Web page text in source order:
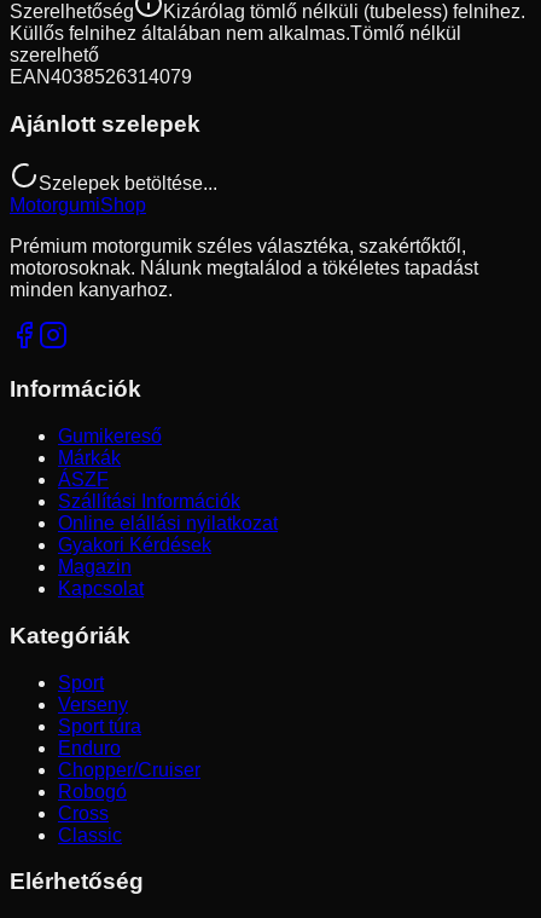
Szerelhetőség
Kizárólag tömlő nélküli (tubeless) felnihez.
Küllős felnihez általában nem alkalmas.Tömlő nélkül
szerelhető
EAN4038526314079
Ajánlott szelepek
Szelepek betöltése...
MotorgumiShop
Prémium motorgumik széles választéka, szakértőktől,
motorosoknak. Nálunk megtalálod a tökéletes tapadást
minden kanyarhoz.
Információk
Gumikereső
Márkák
ÁSZF
Szállítási Információk
Online elállási nyilatkozat
Gyakori Kérdések
Magazin
Kapcsolat
Kategóriák
Sport
Verseny
Sport túra
Enduro
Chopper/Cruiser
Robogó
Cross
Classic
Elérhetőség